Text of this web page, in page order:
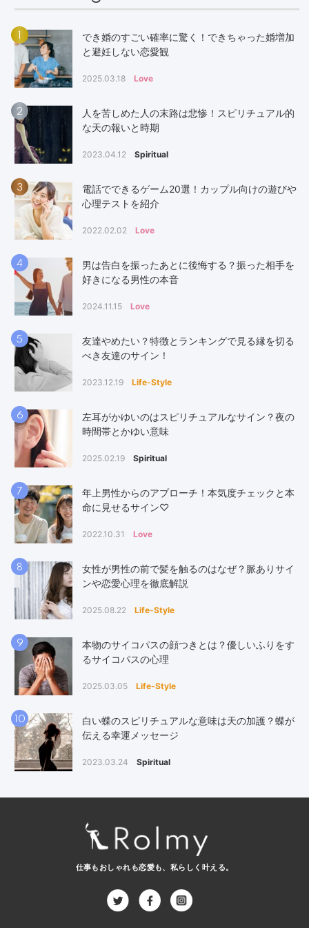
でき婚のすごい確率に驚く！できちゃった婚増加
と避妊しない恋愛観
2025.03.18 Love
2
人を苦しめた人の末路は悲惨！スピリチュアル的
な天の報いと時期
2023.04.12 Spiritual
3
電話でできるゲーム20選！カップル向けの遊びや
心理テストを紹介
2022.02.02 Love
4
男は告白を振ったあとに後悔する？振った相手を
好きになる男性の本音
2024.11.15 Love
5
友達やめたい？特徴とランキングで見る縁を切る
べき友達のサイン！
2023.12.19 Life-Style
6
左耳がかゆいのはスピリチュアルなサイン？夜の
時間帯とかゆい意味
2025.02.19 Spiritual
7
年上男性からのアプローチ！本気度チェックと本
命に見せるサイン♡
2022.10.31 Love
8
女性が男性の前で髪を触るのはなぜ？脈ありサイ
ンや恋愛心理を徹底解説
2025.08.22 Life-Style
9
本物のサイコパスの顔つきとは？優しいふりをす
るサイコパスの心理
2025.03.05 Life-Style
10
白い蝶のスピリチュアルな意味は天の加護？蝶が
伝える幸運メッセージ
2023.03.24 Spiritual
仕事もおしゃれも恋愛も、 私らしく叶える。